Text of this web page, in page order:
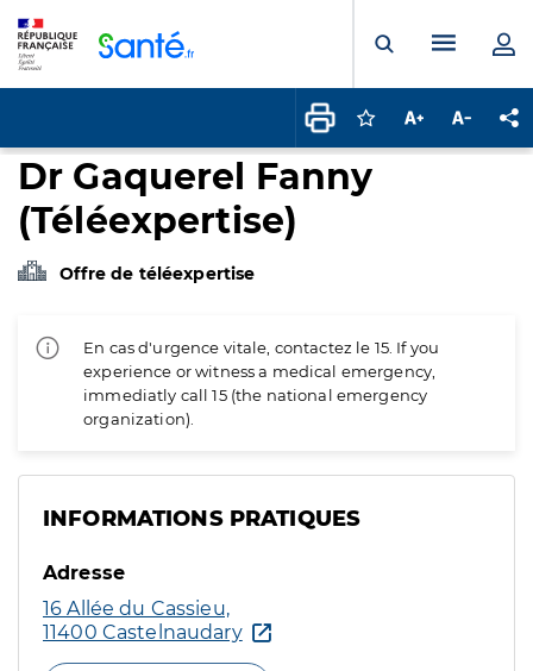
Ouvrir laMenu
Connectez-vous
Augmenter la
Dr Gaquerel Fanny
(Téléexpertise)
Offre de téléexpertise
En cas d'urgence vitale, contactez le 15. If you
experience or witness a medical emergency,
immediatly call 15 (the national emergency
organization).
INFORMATIONS PRATIQUES
Adresse
16 Allée du Cassieu,
11400 Castelnaudary